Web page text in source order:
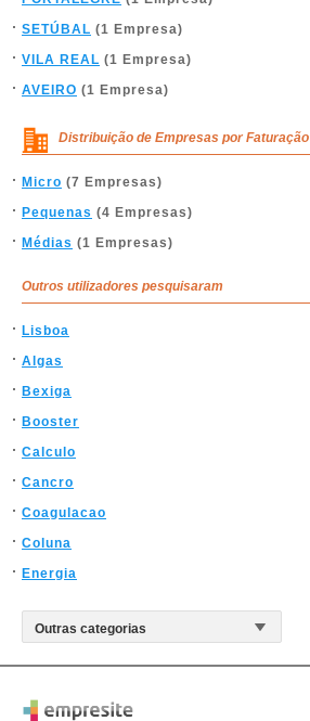
SETÚBAL (1 Empresa)
VILA REAL (1 Empresa)
AVEIRO (1 Empresa)
Distribuição de Empresas por Faturação
Micro (7 Empresas)
Pequenas (4 Empresas)
Médias (1 Empresas)
Outros utilizadores pesquisaram
Lisboa
Algas
Bexiga
Booster
Calculo
Cancro
Coagulacao
Coluna
Energia